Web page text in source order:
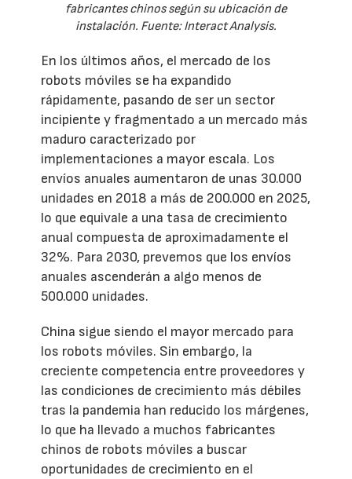
fabricantes chinos según su ubicación de
instalación. Fuente: Interact Analysis.
En los últimos años, el mercado de los
robots móviles se ha expandido
rápidamente, pasando de ser un sector
incipiente y fragmentado a un mercado más
maduro caracterizado por
implementaciones a mayor escala. Los
envíos anuales aumentaron de unas 30.000
unidades en 2018 a más de 200.000 en 2025,
lo que equivale a una tasa de crecimiento
anual compuesta de aproximadamente el
32%. Para 2030, prevemos que los envíos
anuales ascenderán a algo menos de
500.000 unidades.
China sigue siendo el mayor mercado para
los robots móviles. Sin embargo, la
creciente competencia entre proveedores y
las condiciones de crecimiento más débiles
tras la pandemia han reducido los márgenes,
lo que ha llevado a muchos fabricantes
chinos de robots móviles a buscar
oportunidades de crecimiento en el